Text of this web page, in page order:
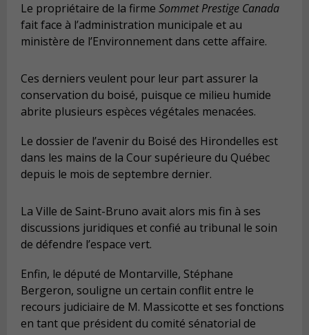
Le propriétaire de la firme Sommet Prestige Canada
fait face à l’administration municipale et au
ministère de l’Environnement dans cette affaire.
Ces derniers veulent pour leur part assurer la
conservation du boisé, puisque ce milieu humide
abrite plusieurs espèces végétales menacées.
Le dossier de l’avenir du Boisé des Hirondelles est
dans les mains de la Cour supérieure du Québec
depuis le mois de septembre dernier.
La Ville de Saint-Bruno avait alors mis fin à ses
discussions juridiques et confié au tribunal le soin
de défendre l’espace vert.
Enfin, le député de Montarville, Stéphane
Bergeron, souligne un certain conflit entre le
recours judiciaire de M. Massicotte et ses fonctions
en tant que président du comité sénatorial de